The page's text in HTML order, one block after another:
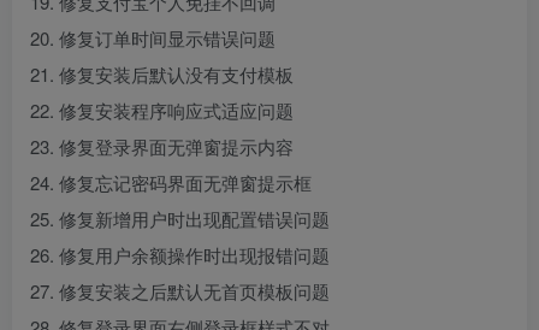
20. 修复订单时间显示错误问题
21. 修复安装后默认没有支付模板
22. 修复安装程序响应式适应问题
23. 修复登录界面无弹窗提示内容
24. 修复忘记密码界面无弹窗提示框
25. 修复新增用户时出现配置错误问题
26. 修复用户余额操作时出现报错问题
27. 修复安装之后默认无首页模板问题